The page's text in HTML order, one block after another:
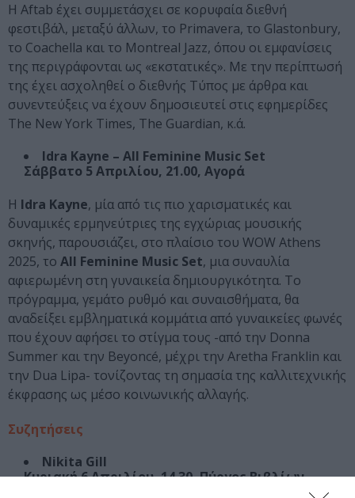
Η Aftab έχει συμμετάσχει σε κορυφαία διεθνή
φεστιβάλ, μεταξύ άλλων, το Primavera, το Glastonbury,
το Coachella και το Montreal Jazz, όπου οι εμφανίσεις
της περιγράφονται ως «εκστατικές». Με την περίπτωσή
της έχει ασχοληθεί ο διεθνής Τύπος με άρθρα και
συνεντεύξεις να έχουν δημοσιευτεί στις εφημερίδες
The New York Times, The Guardian, κ.ά.
Idra Kayne – All Feminine Music Set
Σάββατο 5 Απριλίου, 21.00, Αγορά
Η Idra Kayne, μία από τις πιο χαρισματικές και
δυναμικές ερμηνεύτριες της εγχώριας μουσικής
σκηνής, παρουσιάζει, στο πλαίσιο του WOW Athens
2025, το All Feminine Music Set, μια συναυλία
αφιερωμένη στη γυναικεία δημιουργικότητα. Το
πρόγραμμα, γεμάτο ρυθμό και συναισθήματα, θα
αναδείξει εμβληματικά κομμάτια από γυναικείες φωνές
που έχουν αφήσει το στίγμα τους -από την Donna
Summer και την Beyoncé, μέχρι την Aretha Franklin και
την Dua Lipa- τονίζοντας τη σημασία της καλλιτεχνικής
έκφρασης ως μέσο κοινωνικής αλλαγής.
Συζητήσεις
Nikita Gill
Κυριακή 6 Απριλίου, 14.30, Πύργος Βιβλίων